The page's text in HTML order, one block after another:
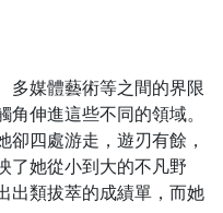
多媒體藝術等之間的界限
伸進這些不同的領域。
四處游走，遊刃有餘，
了她從小到大的不凡野
出類拔萃的成績單，而她